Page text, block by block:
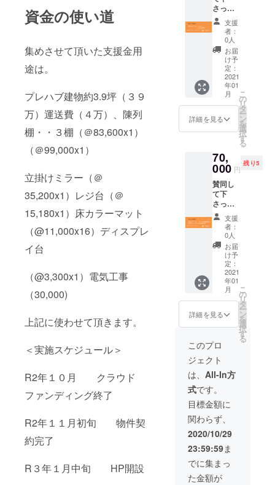
資金の使い道
集めさせて頂いた支援金用
途は。
プレハブ建物約3.9坪（３９
万）運送費（４万）、陳列
棚・・３棚（＠83,600x1）
（＠99,000x1）
立掛けミラー（＠
35,200x1）レジ台（＠
15,180x1）床カラーマット
（@11,000x16）ディスプレ
イ台
（@3,300x1）電気工事
（30,000)
上記に使わせて頂きます。
＜実施スケジュール＞
R2年１０月 クラウド
ファンディング終了
R2年１１月初旬 物件契
約完了
R３年１月中旬 HP開設
１月～6
月」
さった
皆様に
お礼の
メッ
セージ
を送ら
せてい
ただき
ます。
50,000
円以上
で天然
石ﾊﾟﾜｰｽ
0,000円
相当）
「有効
期限
2021年
１月～
2020年
6月」
支援
者：
0人
お届
け予
定：
2021
年01
月
詳細を見る
こ
の
リ
タ
ー
ン
を
選
択
す
る
70,
000 円
残り5
賛同し
て下
さった
皆様に
お礼の
メッ
セージ
を送ら
せてい
ただき
ます。
70,000
円以上
で天然
石ﾊﾟﾜｰｽ
（３
0,000円
相当）
＋天然
石ネッ
クレス
（￥10,
000相
当）
「有効
期限
2021年
１月～
６月」
支援
者：
0人
お届
け予
定：
2021
年01
月
詳細を見る
こ
の
リ
タ
ー
ン
を
選
択
す
る
このプロ
ジェクト
は、 All-In方
式です。
目標金額に
関わらず、
2020/10/29
23:59:59ま
でに集まっ
た金額が